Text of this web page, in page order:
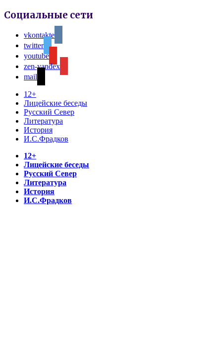
Социальные сети
vkontakte
twitter
youtube
zen-yandex
mail
12+
Лицейские беседы
Русский Север
Литература
История
И.С.Фрадков
12+
Лицейские беседы
Русский Север
Литература
История
И.С.Фрадков